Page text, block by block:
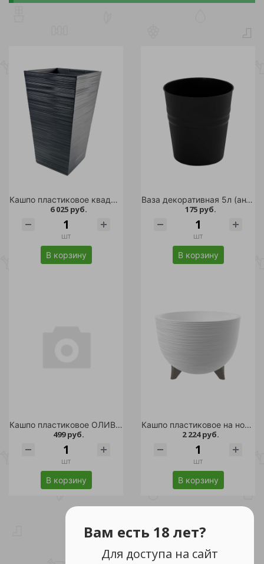
Вам есть 18 лет?
Для доступа на сайт
Кашпо пластиковое квадрат La Decoro максимум 34,5л антрацит /
6 025 руб.
шт
В корзину
Ваза декоративная 5л (антрацит)
175 руб.
шт
В корзину
Кашпо пластиковое ОЛИВИЯ 8л мокачино /12
499 руб.
шт
В корзину
Кашпо пластиковое на ножках La Decoro 9,8л белый-белый
2 224 руб.
шт
В корзину